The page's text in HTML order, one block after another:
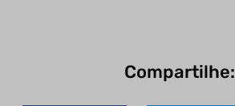
Compartilhe: